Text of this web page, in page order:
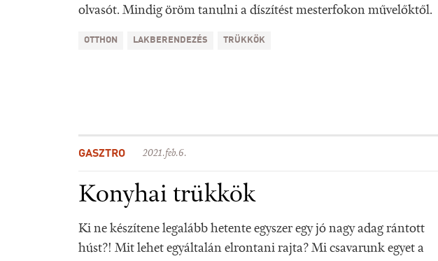
olvasót. Mindig öröm tanulni a díszítést mesterfokon művelőktől.
OTTHON LAKBERENDEZÉS TRÜKKÖK
GASZTRO 2021.feb.6.
Konyhai trükkök
Ki ne készítene legalább hetente egyszer egy jó nagy adag rántott
húst?! Mit lehet egyáltalán elrontani rajta? Mi csavarunk egyet a